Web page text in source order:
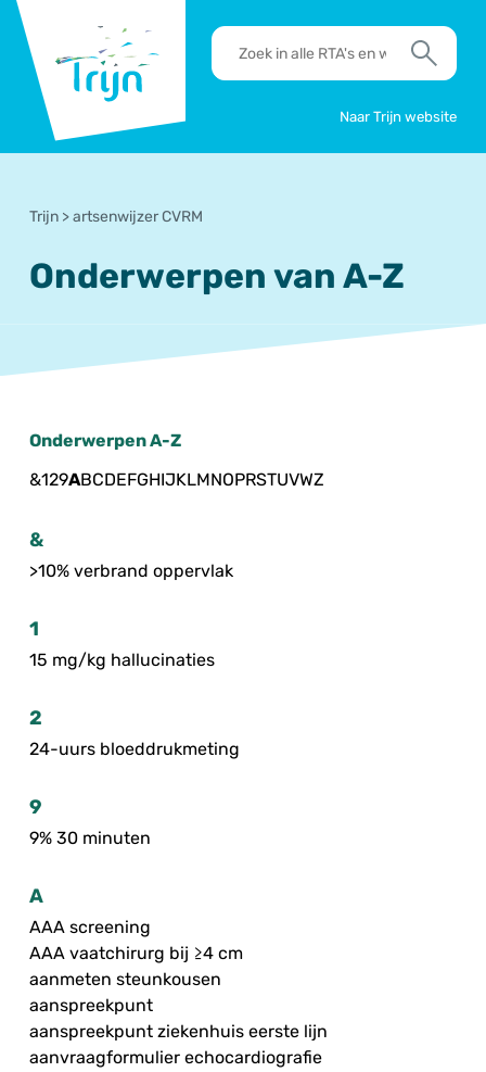
Trijn
RTA's
en
Zoek
Naar Trijn website
Trijn >artsenwijzer CVRM
Onderwerpen van A-Z
Onderwerpen A-Z
&129ABCDEFGHIJKLMNOPRSTUVWZ
&
>10% verbrand oppervlak
1
15 mg/kg hallucinaties
2
24-uurs bloeddrukmeting
9
9% 30 minuten
A
AAA screening
AAA vaatchirurg bij ≥4 cm
aanmeten steunkousen
aanspreekpunt
aanspreekpunt ziekenhuis eerste lijn
aanvraagformulier echocardiografie